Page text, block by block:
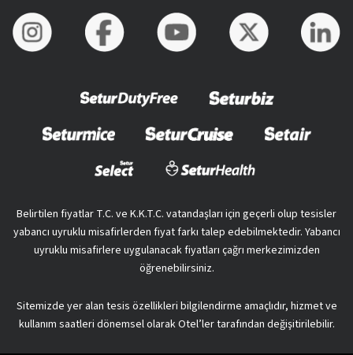
Belirtilen fiyatlar T.C. ve K.K.T.C. vatandaşları için geçerli olup tesisler
yabancı uyruklu misafirlerden fiyat farkı talep edebilmektedir. Yabancı
uyruklu misafirlere uygulanacak fiyatları çağrı merkezimizden
öğrenebilirsiniz.
Sitemizde yer alan tesis özellikleri bilgilendirme amaçlıdır, hizmet ve
kullanım saatleri dönemsel olarak Otel’ler tarafından değişitirilebilir.